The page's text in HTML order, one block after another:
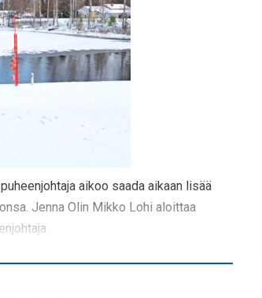
aikoo saada aikaan lisää
Jenna Olin Mikko Lohi aloittaa